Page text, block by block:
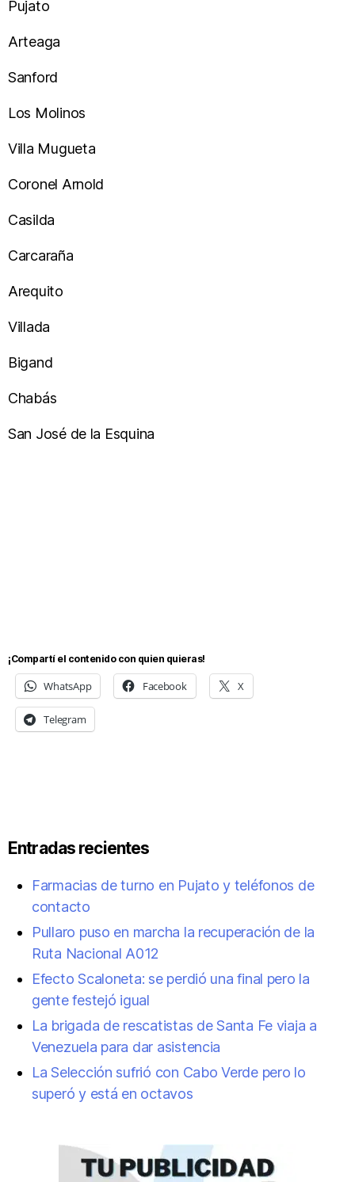
Pujato
Arteaga
Sanford
Los Molinos
Villa Mugueta
Coronel Arnold
Casilda
Carcaraña
Arequito
Villada
Bigand
Chabás
San José de la Esquina
¡Compartí el contenido con quien quieras!
WhatsApp Facebook X
Telegram
Entradas recientes
Farmacias de turno en Pujato y teléfonos de
contacto
Pullaro puso en marcha la recuperación de la
Ruta Nacional A012
Efecto Scaloneta: se perdió una final pero la
gente festejó igual
La brigada de rescatistas de Santa Fe viaja a
Venezuela para dar asistencia
La Selección sufrió con Cabo Verde pero lo
superó y está en octavos